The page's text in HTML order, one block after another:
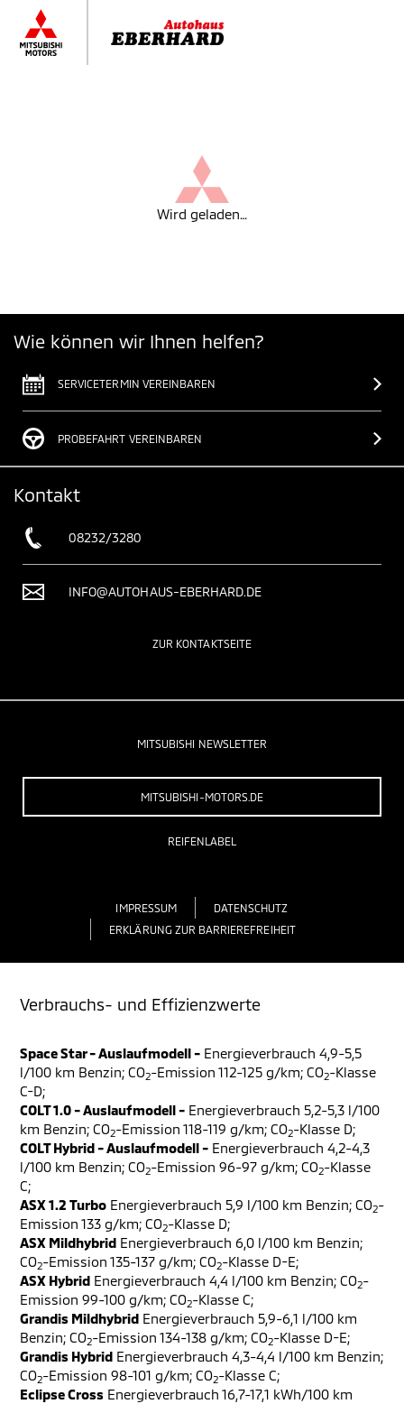
Wird geladen…
Wie können wir Ihnen helfen?
SERVICETERMIN VEREINBAREN
PROBEFAHRT VEREINBAREN
Kontakt
08232/3280
INFO@AUTOHAUS-EBERHARD.DE
ZUR KONTAKTSEITE
MITSUBISHI NEWSLETTER
MITSUBISHI-MOTORS.DE
REIFENLABEL
IMPRESSUM
DATENSCHUTZ
ERKLÄRUNG ZUR BARRIEREFREIHEIT
Verbrauchs- und Effizienzwerte
Space Star - Auslaufmodell - Energieverbrauch 4,9-5,5
l/100 km Benzin; CO2-Emission 112-125 g/km; CO2-Klasse
C-D;
COLT 1.0 - Auslaufmodell - Energieverbrauch 5,2-5,3 l/100
km Benzin; CO2-Emission 118-119 g/km; CO2-Klasse D;
COLT Hybrid - Auslaufmodell - Energieverbrauch 4,2-4,3
l/100 km Benzin; CO2-Emission 96-97 g/km; CO2-Klasse
C;
ASX 1.2 Turbo Energieverbrauch 5,9 l/100 km Benzin; CO2-
Emission 133 g/km; CO2-Klasse D;
ASX Mildhybrid Energieverbrauch 6,0 l/100 km Benzin;
CO2-Emission 135-137 g/km; CO2-Klasse D-E;
ASX Hybrid Energieverbrauch 4,4 l/100 km Benzin; CO2-
Emission 99-100 g/km; CO2-Klasse C;
Grandis Mildhybrid Energieverbrauch 5,9-6,1 l/100 km
Benzin; CO2-Emission 134-138 g/km; CO2-Klasse D-E;
Grandis Hybrid Energieverbrauch 4,3-4,4 l/100 km Benzin;
CO2-Emission 98-101 g/km; CO2-Klasse C;
Eclipse Cross Energieverbrauch 16,7-17,1 kWh/100 km